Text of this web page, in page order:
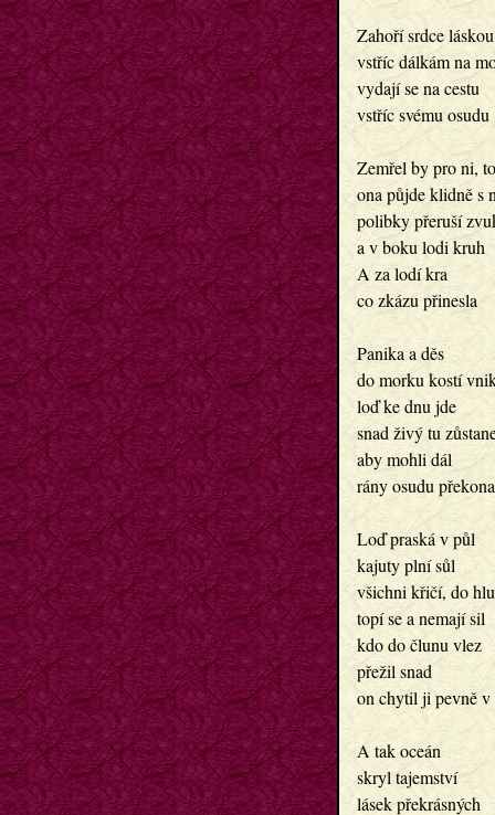
Zahoří srdce
vstříc dálkám na
vydají se na cestu
vstříc svému osudu
Zemřel by pro ni,
ona půjde klidně s
polibky přeruší
a v boku lodi kruh
A za lodí kra
co zkázu přinesla
Panika a děs
do morku kostí
loď ke dnu jde
snad živý tu
aby mohli dál
rány osudu
Loď praská v půl
kajuty plní sůl
všichni křičí, do
topí se a nemají sil
kdo do člunu vlez
přežil snad
on chytil ji pevně v
A tak oceán
skryl tajemství